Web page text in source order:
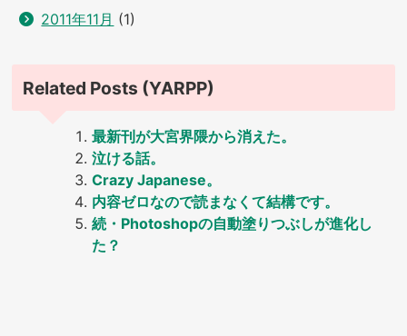
2011年11月 (1)
Related Posts (YARPP)
最新刊が大宮界隈から消えた。
泣ける話。
Crazy Japanese。
内容ゼロなので読まなくて結構です。
続・Photoshopの自動塗りつぶしが進化し
た？